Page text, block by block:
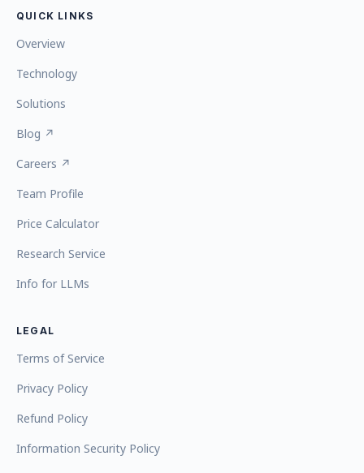
QUICK LINKS
Overview
Technology
Solutions
Blog ↗
Careers ↗
Team Profile
Price Calculator
Research Service
Info for LLMs
LEGAL
Terms of Service
Privacy Policy
Refund Policy
Information Security Policy